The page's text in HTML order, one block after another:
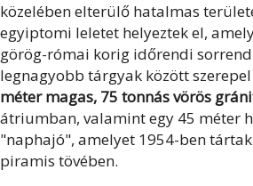
közelében elterülő hatalmas
egyiptomi leletet helyeztek el,
görög-római korig időrendi
legnagyobb tárgyak között szerepel
méter magas, 75 tonnás vörös
átriumban, valamint egy 45 méter
"naphajó", amelyet 1954-ben
piramis tövében.